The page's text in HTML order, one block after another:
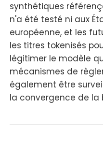
synthétiques
n'a été testé ni aux
européenne, et les
les titres tokenisés
légitimer le modèle
mécanismes de
également être
la convergence de la